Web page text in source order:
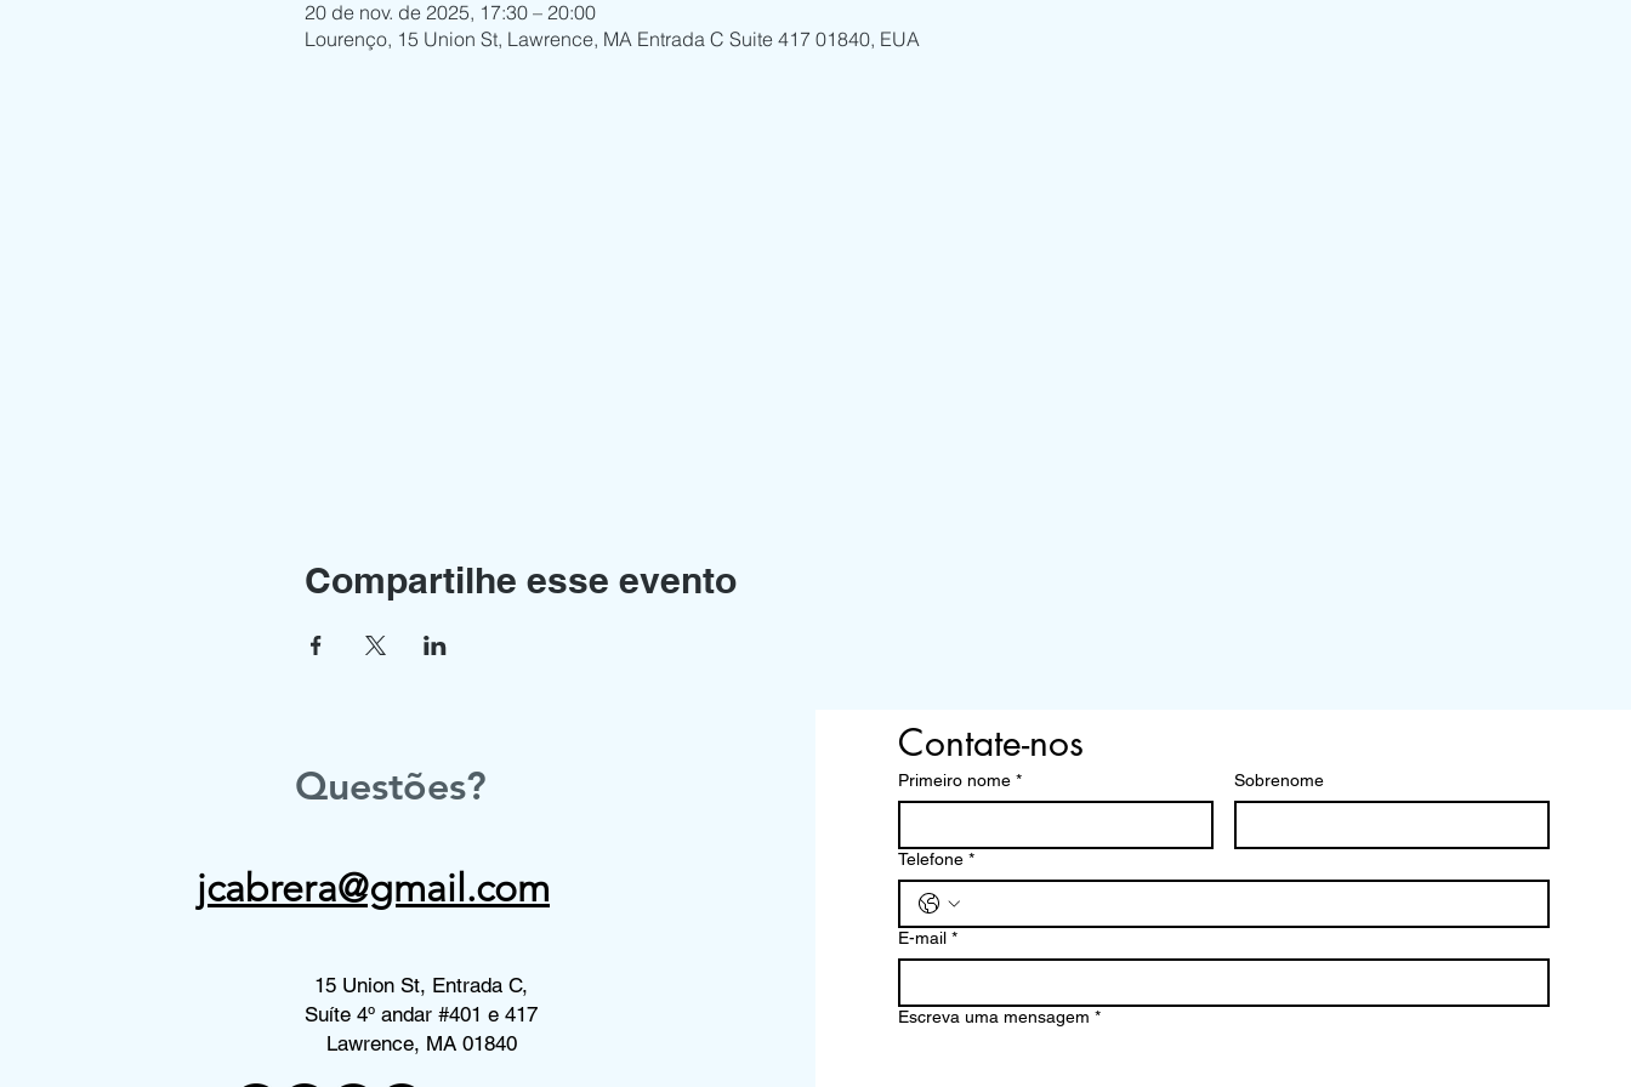
20 de nov. de 2025, 17:30 – 20:00
Lourenço, 15 Union St, Lawrence, MA Entrada C Suite 417 01840, EUA
Compartilhe esse evento
Questões?
jcabrera@gmail.com
15 Union St, Entrada C,
Suíte 4º andar #401 e 417
Lawrence, MA 01840
Contate-nos
Primeiro nome * Sobrenome
Telefone *
E-mail *
Escreva uma mensagem *